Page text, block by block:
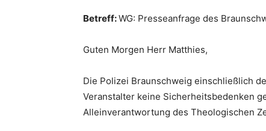
Betreff:WG: Presseanfrage des
Guten Morgen Herr Matthies,
Die Polizei Braunschweig einschließlich
Veranstalter keine Sicherheitsbedenken
Alleinverantwortung des Theologischen